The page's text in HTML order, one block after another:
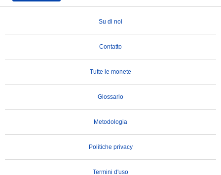
Su di noi
Contatto
Tutte le monete
Glossario
Metodologia
Politiche privacy
Termini d'uso